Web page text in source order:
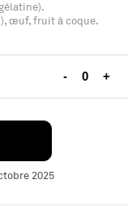
œuf, fruit à coque.
- +
2025